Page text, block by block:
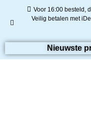
Voor 16:00 besteld,
Veilig betalen met
Nieuwste